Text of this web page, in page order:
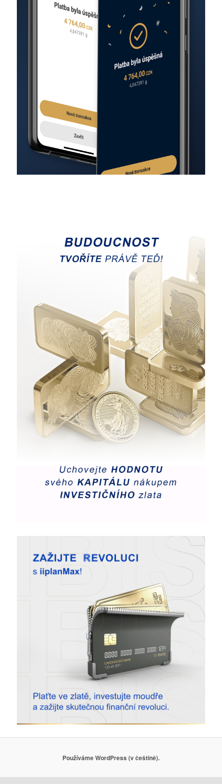
Používáme WordPress (v češtině).